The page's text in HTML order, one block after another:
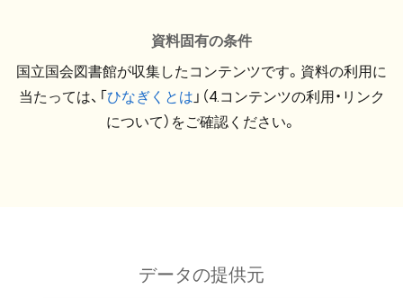
資料固有の条件
国立国会図書館が収集したコンテンツです。資料の利用に
当たっては、「ひなぎくとは 」（4.コンテンツの利用・リンク
について）をご確認ください。
データの提供元